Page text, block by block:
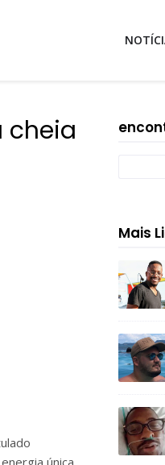
cheia
única
Mais